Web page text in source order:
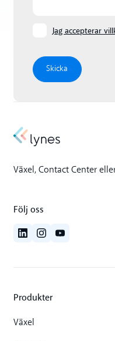
Jag accepterar
Växel, Contact Center
Följ oss
Produkter
Växel